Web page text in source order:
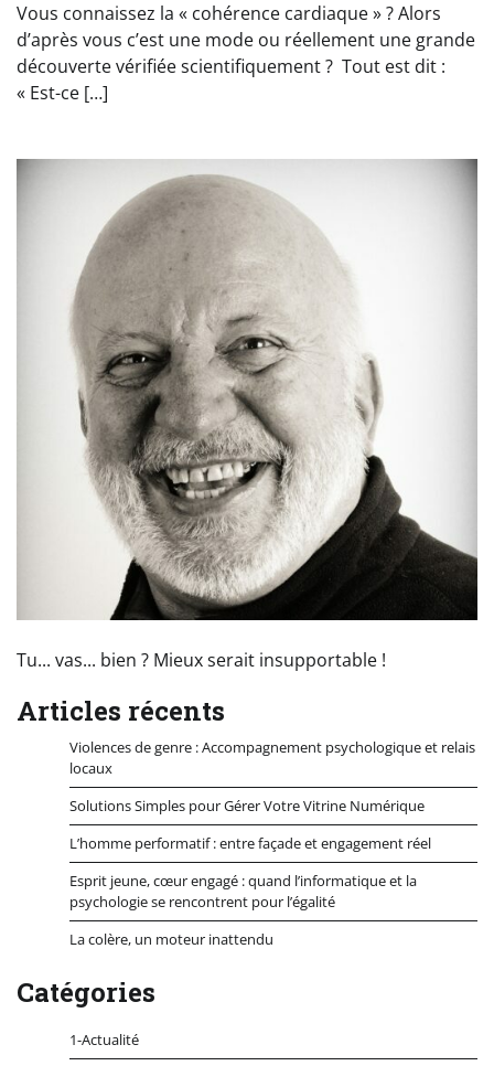
Vous connaissez la « cohérence cardiaque » ? Alors
d’après vous c’est une mode ou réellement une grande
découverte vérifiée scientifiquement ? Tout est dit :
« Est-ce […]
Tu... vas... bien ? Mieux serait insupportable !
Articles récents
Violences de genre : Accompagnement psychologique et relais
locaux
Solutions Simples pour Gérer Votre Vitrine Numérique
L’homme performatif : entre façade et engagement réel
Esprit jeune, cœur engagé : quand l’informatique et la
psychologie se rencontrent pour l’égalité
La colère, un moteur inattendu
Catégories
1-Actualité